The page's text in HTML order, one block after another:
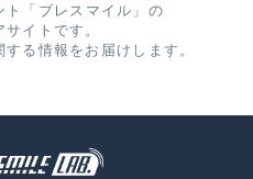
ト「ブレスマイル」の
イトです。
る情報をお届けします。